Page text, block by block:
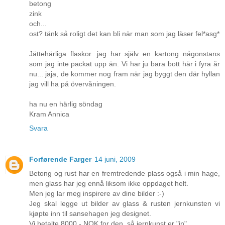
betong
zink
och...
ost? tänk så roligt det kan bli när man som jag läser fel*asg*
Jättehärliga flaskor. jag har själv en kartong någonstans
som jag inte packat upp än. Vi har ju bara bott här i fyra år
nu... jaja, de kommer nog fram när jag byggt den där hyllan
jag vill ha på övervåningen.
ha nu en härlig söndag
Kram Annica
Svara
Forførende Farger 14 juni, 2009
Betong og rust har en fremtredende plass også i min hage,
men glass har jeg ennå liksom ikke oppdaget helt.
Men jeg lar meg inspirere av dine bilder :-)
Jeg skal legge ut bilder av glass & rusten jernkunsten vi
kjøpte inn til sansehagen jeg designet.